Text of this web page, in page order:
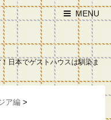
MENU
日本でゲストハウスは馴染ま
ア編 >